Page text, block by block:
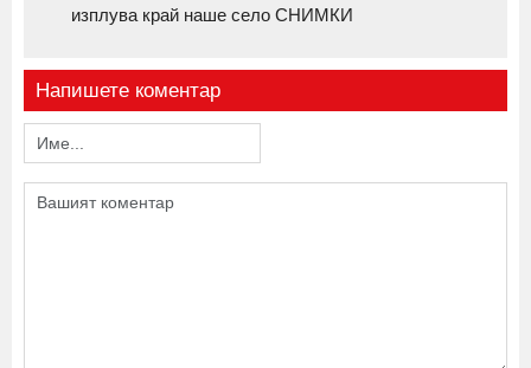
изплува край наше село СНИМКИ
Напишете коментар